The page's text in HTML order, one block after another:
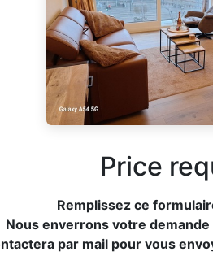
Price
Remplissez ce
Nous enverrons votre
par mail pour vous